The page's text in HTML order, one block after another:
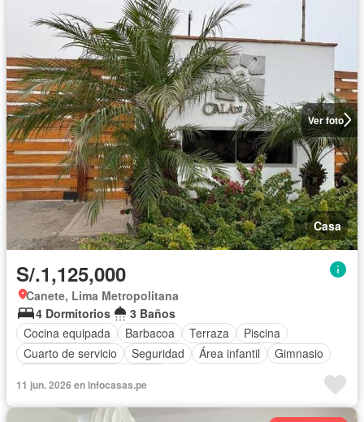
Ver foto
Casa
S/.1,125,000
Canete, Lima Metropolitana
4 Dormitorios
3 Baños
Cocina equipada
Barbacoa Terraza
Piscina
Cuarto de servicio
Seguridad Área infantil
Gimnasio
11 jun. 2026 en Infocasas.pe